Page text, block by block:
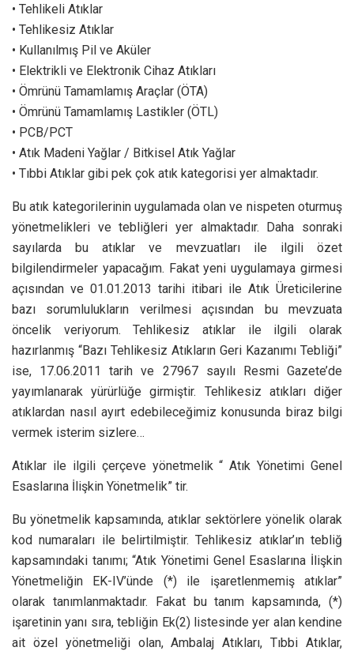
• Tehlikeli Atıklar
• Tehlikesiz Atıklar
• Kullanılmış Pil ve Aküler
• Elektrikli ve Elektronik Cihaz Atıkları
• Ömrünü Tamamlamış Araçlar (ÖTA)
• Ömrünü Tamamlamış Lastikler (ÖTL)
• PCB/PCT
• Atık Madeni Yağlar / Bitkisel Atık Yağlar
• Tıbbi Atıklar gibi pek çok atık kategorisi yer almaktadır.
Bu atık kategorilerinin uygulamada olan ve nispeten oturmuş
yönetmelikleri ve tebliğleri yer almaktadır. Daha sonraki
sayılarda bu atıklar ve mevzuatları ile ilgili özet
bilgilendirmeler yapacağım. Fakat yeni uygulamaya girmesi
açısından ve 01.01.2013 tarihi itibari ile Atık Üreticilerine
bazı sorumlulukların verilmesi açısından bu mevzuata
öncelik veriyorum. Tehlikesiz atıklar ile ilgili olarak
hazırlanmış “Bazı Tehlikesiz Atıkların Geri Kazanımı Tebliği”
ise, 17.06.2011 tarih ve 27967 sayılı Resmi Gazete’de
yayımlanarak yürürlüğe girmiştir. Tehlikesiz atıkları diğer
atıklardan nasıl ayırt edebileceğimiz konusunda biraz bilgi
vermek isterim sizlere…
Atıklar ile ilgili çerçeve yönetmelik “ Atık Yönetimi Genel
Esaslarına İlişkin Yönetmelik” tir.
Bu yönetmelik kapsamında, atıklar sektörlere yönelik olarak
kod numaraları ile belirtilmiştir. Tehlikesiz atıklar’ın tebliğ
kapsamındaki tanımı; “Atık Yönetimi Genel Esaslarına İlişkin
Yönetmeliğin EK-IV’ünde (*) ile işaretlenmemiş atıklar”
olarak tanımlanmaktadır. Fakat bu tanım kapsamında, (*)
işaretinin yanı sıra, tebliğin Ek(2) listesinde yer alan kendine
ait özel yönetmeliği olan, Ambalaj Atıkları, Tıbbi Atıklar,